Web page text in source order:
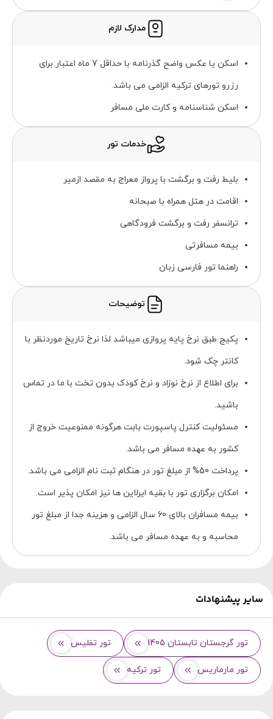
مدارک لازم
اسکن یا عکس واضح گذرنامه با حداقل 7 ماه اعتبار برای
رزرو تورهای ترکیه الزامی می باشد.
اسکن شناسنامه و کارت ملی مسافر
خدمات تور
بلیط رفت و برگشت با پرواز معراج به مقصد ازمیر
اقامت در هتل همراه با صبحانه
ترانسفر رفت و برگشت فرودگاهی
بیمه مسافرتی
راهنما تور فارسی زبان
توضیحات
پکیج طبق نرخ پایه پروازی میباشد لذا نرخ تاریخ موردنظر با
کانتر چک شود.
برای اطلاع از نرخ نوزاد و نرخ کودک بدون تخت با ما در تماس
باشید.
مسئولیت کنترل پاسپورت بابت هرگونه ممنوعیت خروج از
کشور به عهده مسافر می باشد.
پرداخت 50% از مبلغ تور در هنگام ثبت نام الزامی می باشد.
امکان برگزاری تور با بقیه ایرلاین ها نیز امکان پذیر است.
بیمه مسافران بالای 60 سال الزامی و هزینه جدا از مبلغ تور
محاسبه و به عهده مسافر می باشد.
سایر پیشنهادات
تور گرجستان تابستان 1405 تور تفلیس
تور مارماریس تور ترکیه